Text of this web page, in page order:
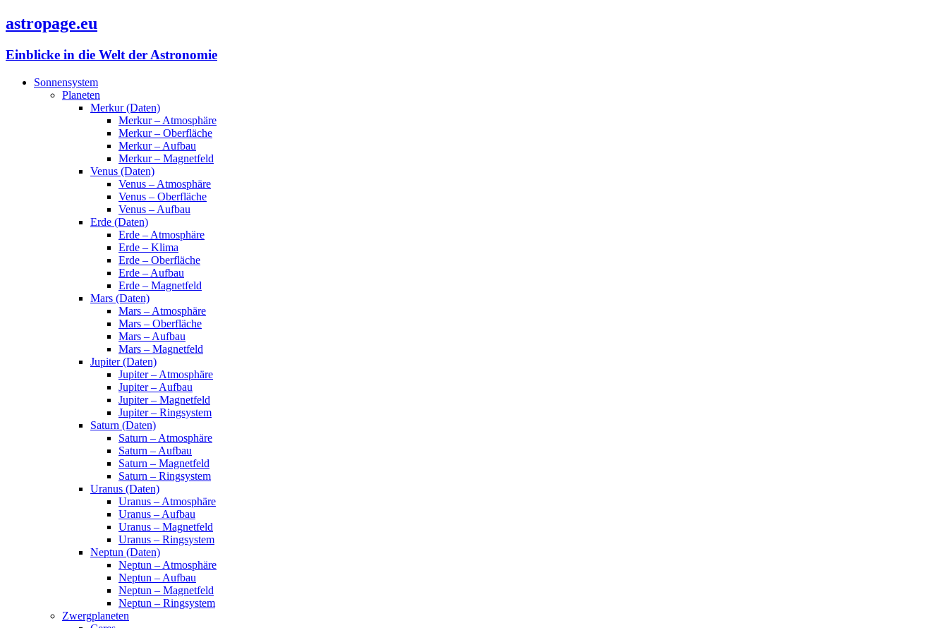
astropage.eu
Einblicke in die Welt der Astronomie
Sonnensystem
Planeten
Merkur (Daten)
Merkur – Atmosphäre
Merkur – Oberfläche
Merkur – Aufbau
Merkur – Magnetfeld
Venus (Daten)
Venus – Atmosphäre
Venus – Oberfläche
Venus – Aufbau
Erde (Daten)
Erde – Atmosphäre
Erde – Klima
Erde – Oberfläche
Erde – Aufbau
Erde – Magnetfeld
Mars (Daten)
Mars – Atmosphäre
Mars – Oberfläche
Mars – Aufbau
Mars – Magnetfeld
Jupiter (Daten)
Jupiter – Atmosphäre
Jupiter – Aufbau
Jupiter – Magnetfeld
Jupiter – Ringsystem
Saturn (Daten)
Saturn – Atmosphäre
Saturn – Aufbau
Saturn – Magnetfeld
Saturn – Ringsystem
Uranus (Daten)
Uranus – Atmosphäre
Uranus – Aufbau
Uranus – Magnetfeld
Uranus – Ringsystem
Neptun (Daten)
Neptun – Atmosphäre
Neptun – Aufbau
Neptun – Magnetfeld
Neptun – Ringsystem
Zwergplaneten